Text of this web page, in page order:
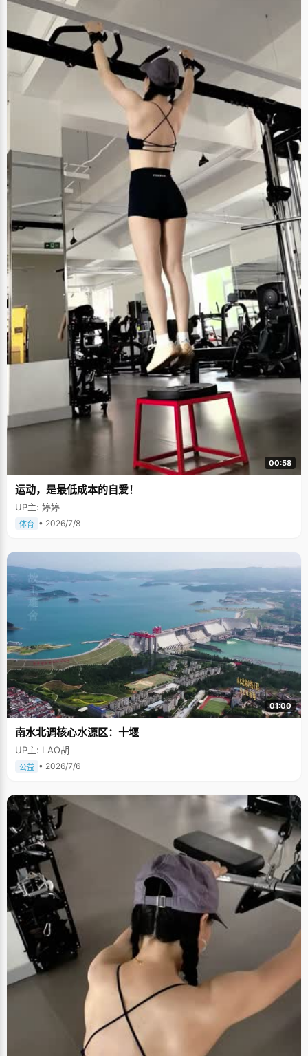
00:58
运动，是最低成本的自爱！
UP主: 婷婷
体育 • 2026/7/8
01:00
南水北调核心水源区：十堰
UP主: LAO胡
公益 • 2026/7/6